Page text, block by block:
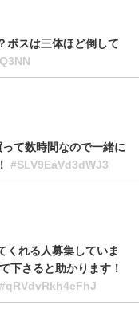
ボスは三体ほど倒して
て数時間なので一緒に
#SLV9EaVd3dWJ3
くれる人募集していま
下さると助かります！
#qRVdvRkh4eFhJ